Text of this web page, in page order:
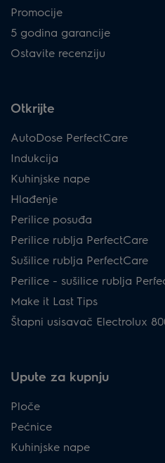
Promocije
5 godina garancije
Ostavite recenziju
Otkrijte
AutoDose PerfectCare
Indukcija
Kuhinjske nape
Hlađenje
Perilice posuđa
Perilice rublja PerfectCare
Sušilice rublja PerfectCare
Perilice - sušilice rublja
Make it Last Tips
Štapni usisavač Electrolux
Upute za kupnju
Ploče
Pećnice
Kuhinjske nape